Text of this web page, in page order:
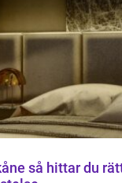
boende